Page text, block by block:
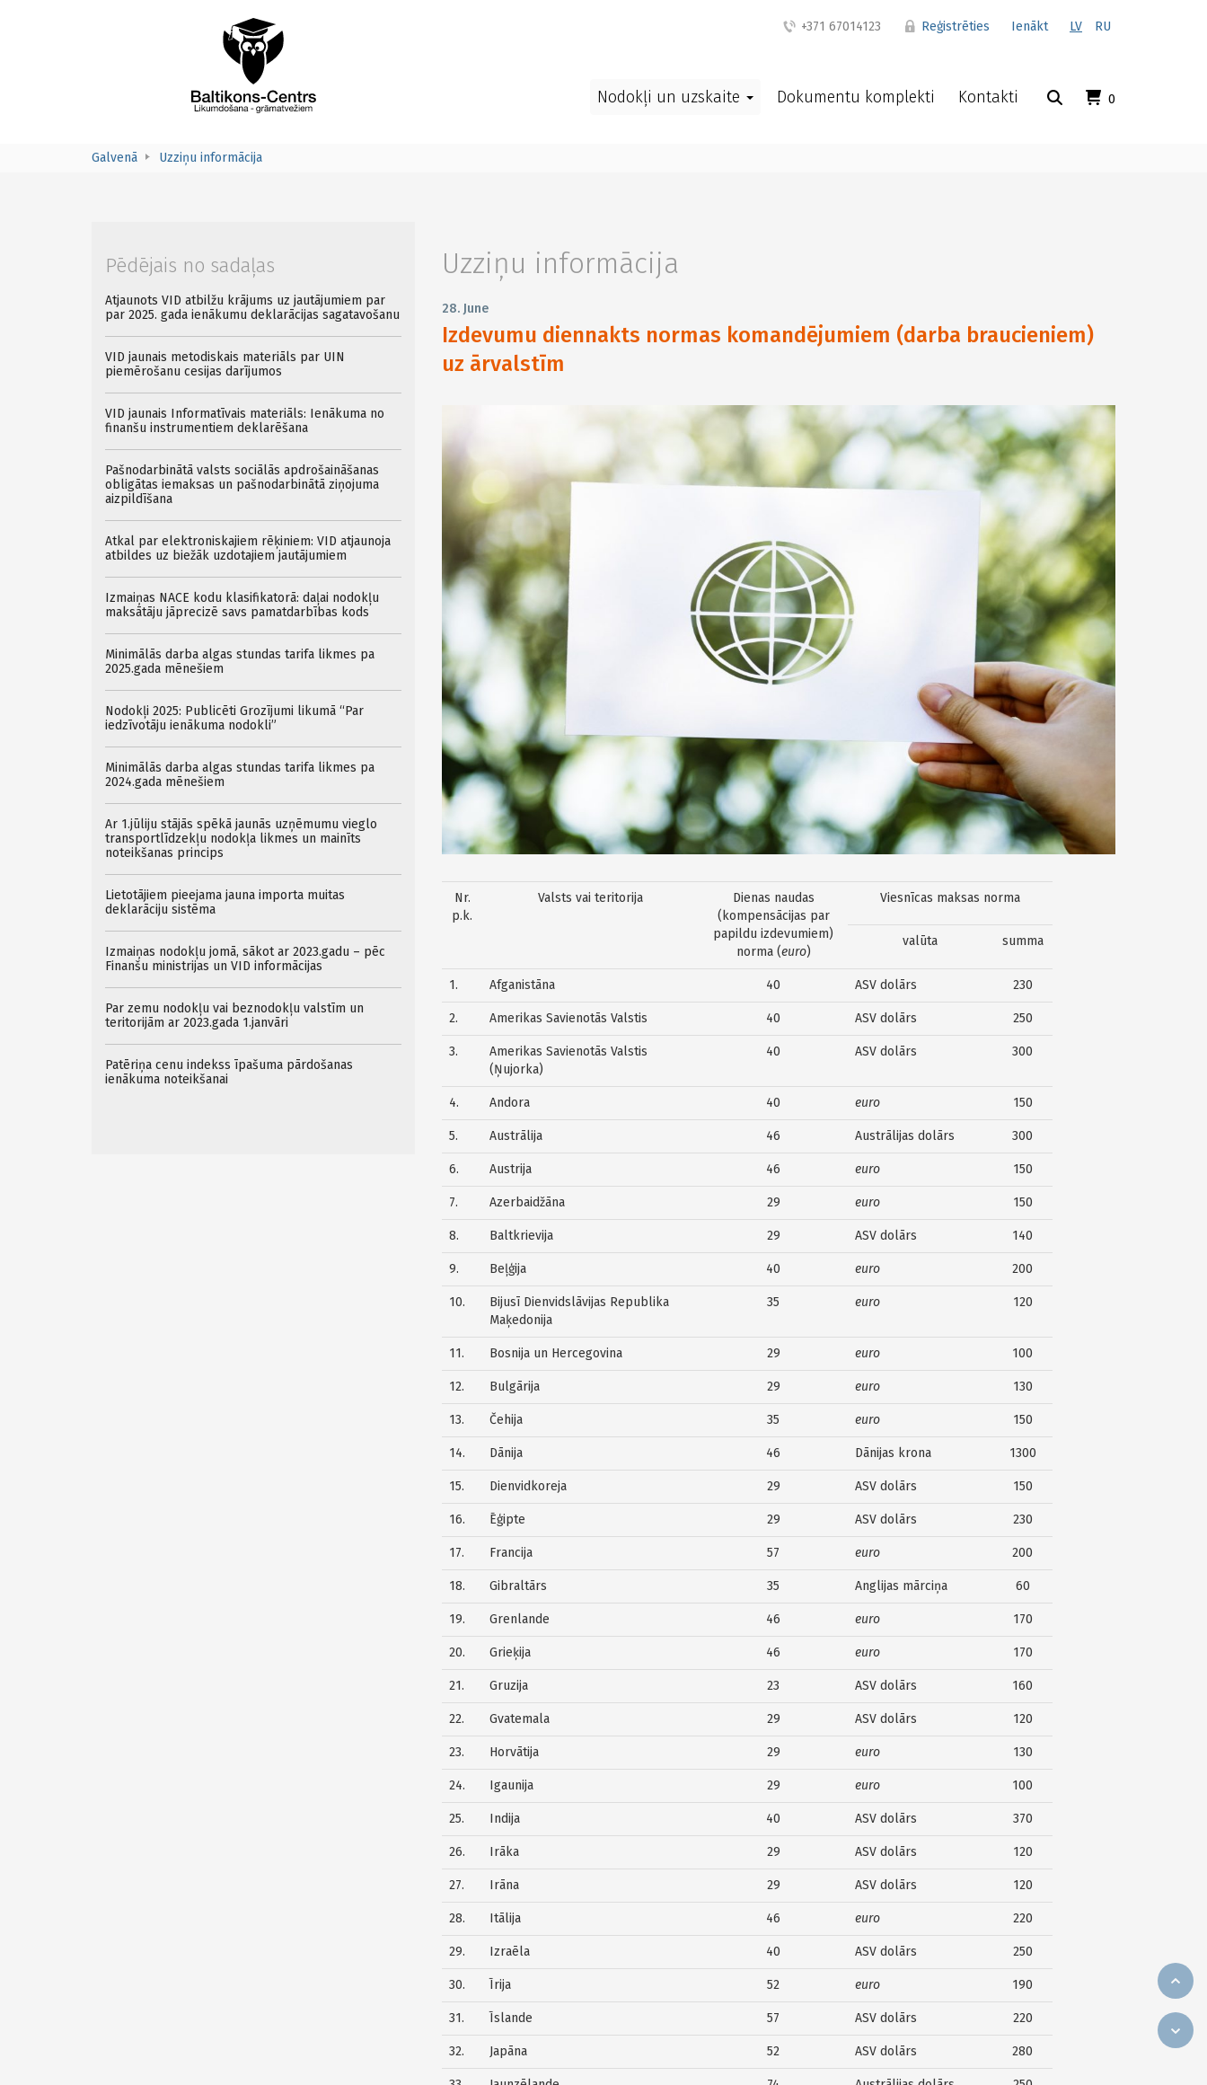
+371 67014123 Reģistrēties Ienākt LV RU
0
Nodokļi un uzskaite Dokumentu komplekti Kontakti
Galvenā Uzziņu informācija
Uzziņu informācija
28. June
Izdevumu diennakts normas komandējumiem (darba braucieniem)
uz ārvalstīm
Nr.
p.k.
Valsts vai teritorija
Dienas naudas
(kompensācijas par
papildu izdevumiem)
norma (euro)
Viesnīcas maksas norma
valūta summa
1. Afganistāna 40 ASV dolārs 230
2. Amerikas Savienotās Valstis 40 ASV dolārs 250
3.
Amerikas Savienotās Valstis
(Ņujorka)
40 ASV dolārs 300
4. Andora 40 euro 150
5. Austrālija 46 Austrālijas dolārs 300
6. Austrija 46 euro 150
7. Azerbaidžāna 29 euro 150
8. Baltkrievija 29 ASV dolārs 140
9. Beļģija 40 euro 200
10.
Bijusī Dienvidslāvijas Republika
Maķedonija
35 euro 120
11. Bosnija un Hercegovina 29 euro 100
12. Bulgārija 29 euro 130
13. Čehija 35 euro 150
14. Dānija 46 Dānijas krona 1300
15. Dienvidkoreja 29 ASV dolārs 150
16. Ēģipte 29 ASV dolārs 230
17. Francija 57 euro 200
18. Gibraltārs 35 Anglijas mārciņa 60
19. Grenlande 46 euro 170
20. Grieķija 46 euro 170
21. Gruzija 23 ASV dolārs 160
22. Gvatemala 29 ASV dolārs 120
23. Horvātija 29 euro 130
24. Igaunija 29 euro 100
25. Indija 40 ASV dolārs 370
26. Irāka 29 ASV dolārs 120
27. Irāna 29 ASV dolārs 120
28. Itālija 46 euro 220
29. Izraēla 40 ASV dolārs 250
30. Īrija 52 euro 190
31. Īslande 57 ASV dolārs 220
32. Japāna 52 ASV dolārs 280
Pēdējais no sadaļas
Atjaunots VID atbilžu krājums uz jautājumiem par
par 2025. gada ienākumu deklarācijas sagatavošanu
VID jaunais metodiskais materiāls par UIN
piemērošanu cesijas darījumos
VID jaunais Informatīvais materiāls: Ienākuma no
finanšu instrumentiem deklarēšana
Pašnodarbinātā valsts sociālās apdrošaināšanas
obligātas iemaksas un pašnodarbinātā ziņojuma
aizpildīšana
Atkal par elektroniskajiem rēķiniem: VID atjaunoja
atbildes uz biežāk uzdotajiem jautājumiem
Izmaiņas NACE kodu klasifikatorā: daļai nodokļu
maksātāju jāprecizē savs pamatdarbības kods
Minimālās darba algas stundas tarifa likmes pa
2025.gada mēnešiem
Nodokļi 2025: Publicēti Grozījumi likumā “Par
iedzīvotāju ienākuma nodokli”
Minimālās darba algas stundas tarifa likmes pa
2024.gada mēnešiem
Ar 1.jūliju stājās spēkā jaunās uzņēmumu vieglo
transportlīdzekļu nodokļa likmes un mainīts
noteikšanas princips
Lietotājiem pieejama jauna importa muitas
deklarāciju sistēma
Izmaiņas nodokļu jomā, sākot ar 2023.gadu – pēc
Finanšu ministrijas un VID informācijas
Par zemu nodokļu vai beznodokļu valstīm un
teritorijām ar 2023.gada 1.janvāri
Patēriņa cenu indekss īpašuma pārdošanas
ienākuma noteikšanai